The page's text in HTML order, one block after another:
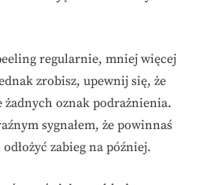
regularnie, mniej więcej
zrobisz, upewnij się, że
żadnych oznak podrażnienia.
sygnałem, że powinnaś
zabieg na później.